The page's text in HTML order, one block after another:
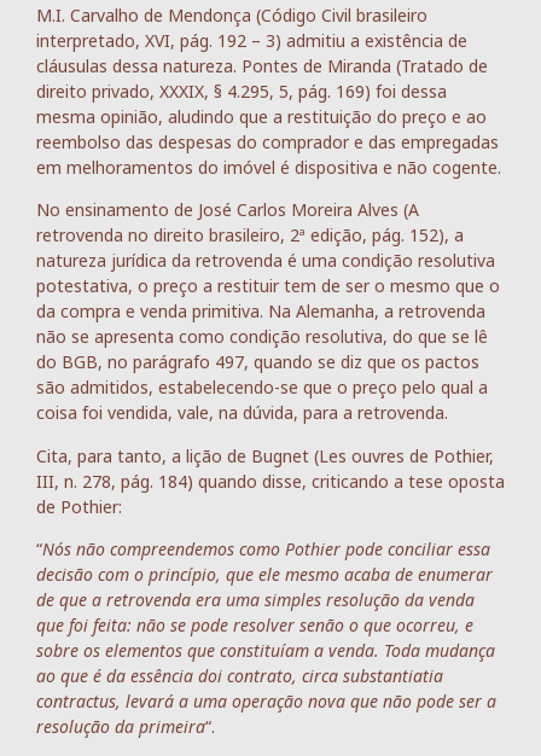
M.I. Carvalho de Mendonça (Código Civil brasileiro
interpretado, XVI, pág. 192 – 3) admitiu a existência de
cláusulas dessa natureza. Pontes de Miranda (Tratado de
direito privado, XXXIX, § 4.295, 5, pág. 169) foi dessa
mesma opinião, aludindo que a restituição do preço e ao
reembolso das despesas do comprador e das empregadas
em melhoramentos do imóvel é dispositiva e não cogente.
No ensinamento de José Carlos Moreira Alves (A
retrovenda no direito brasileiro, 2ª edição, pág. 152), a
natureza jurídica da retrovenda é uma condição resolutiva
potestativa, o preço a restituir tem de ser o mesmo que o
da compra e venda primitiva. Na Alemanha, a retrovenda
não se apresenta como condição resolutiva, do que se lê
do BGB, no parágrafo 497, quando se diz que os pactos
são admitidos, estabelecendo-se que o preço pelo qual a
coisa foi vendida, vale, na dúvida, para a retrovenda.
Cita, para tanto, a lição de Bugnet (Les ouvres de Pothier,
III, n. 278, pág. 184) quando disse, criticando a tese oposta
de Pothier:
“Nós não compreendemos como Pothier pode conciliar essa
decisão com o princípio, que ele mesmo acaba de enumerar
de que a retrovenda era uma simples resolução da venda
que foi feita: não se pode resolver senão o que ocorreu, e
sobre os elementos que constituíam a venda. Toda mudança
ao que é da essência doi contrato, circa substantiatia
contractus, levará a uma operação nova que não pode ser a
resolução da primeira“.